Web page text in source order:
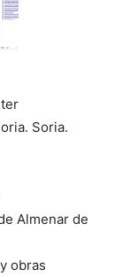
Soria.
Almenar de
obras